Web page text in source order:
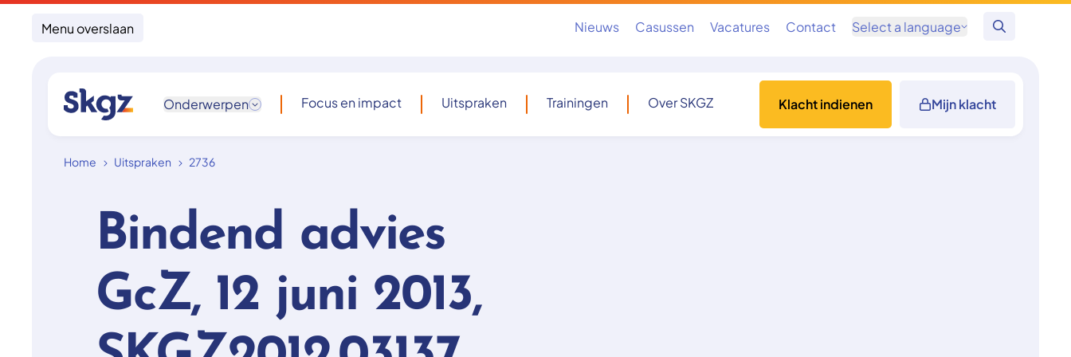
Menu overslaan Nieuws Casussen Vacatures Contact Select a language
Zoeken
Onderwerpen Focus en impact Uitspraken Trainingen Over SKGZ Klacht indienen Mijn klacht
Home Uitspraken 2736
Bindend advies
GcZ, 12 juni 2013,